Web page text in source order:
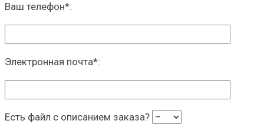
Ваш телефон*:
Электронная почта*:
Есть файл с описанием заказа?